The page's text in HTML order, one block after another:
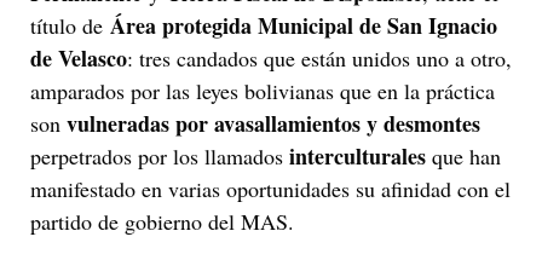
título de Área protegida Municipal de San Ignacio
de Velasco: tres candados que están unidos uno a otro,
amparados por las leyes bolivianas que en la práctica
son vulneradas por avasallamientos y desmontes
perpetrados por los llamados interculturales que han
manifestado en varias oportunidades su afinidad con el
partido de gobierno del MAS.